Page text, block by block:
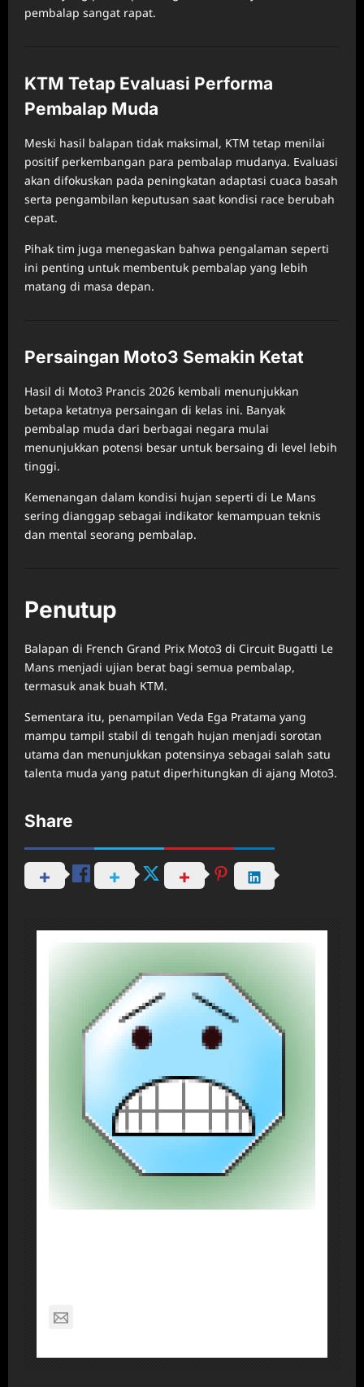
pembalap sangat rapat.
KTM Tetap Evaluasi Performa
Pembalap Muda
Meski hasil balapan tidak maksimal, KTM tetap menilai
positif perkembangan para pembalap mudanya. Evaluasi
akan difokuskan pada peningkatan adaptasi cuaca basah
serta pengambilan keputusan saat kondisi race berubah
cepat.
Pihak tim juga menegaskan bahwa pengalaman seperti
ini penting untuk membentuk pembalap yang lebih
matang di masa depan.
Persaingan Moto3 Semakin Ketat
Hasil di Moto3 Prancis 2026 kembali menunjukkan
betapa ketatnya persaingan di kelas ini. Banyak
pembalap muda dari berbagai negara mulai
menunjukkan potensi besar untuk bersaing di level lebih
tinggi.
Kemenangan dalam kondisi hujan seperti di Le Mans
sering dianggap sebagai indikator kemampuan teknis
dan mental seorang pembalap.
Penutup
Balapan di French Grand Prix Moto3 di Circuit Bugatti Le
Mans menjadi ujian berat bagi semua pembalap,
termasuk anak buah KTM.
Sementara itu, penampilan Veda Ega Pratama yang
mampu tampil stabil di tengah hujan menjadi sorotan
utama dan menunjukkan potensinya sebagai salah satu
talenta muda yang patut diperhitungkan di ajang Moto3.
Share